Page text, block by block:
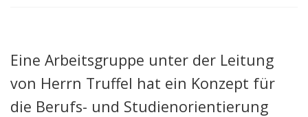
Berufsorientierung
Eine Arbeitsgruppe unter der Leitung
von Herrn Truffel hat ein Konzept für
die Berufs- und Studienorientierung